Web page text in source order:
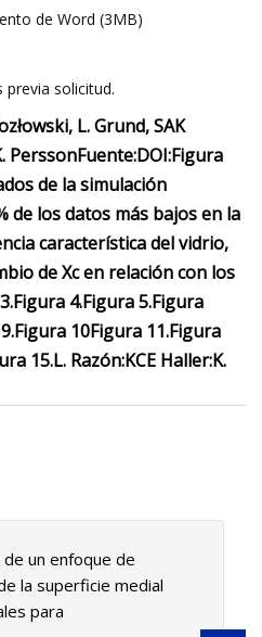
de Word (3MB)
previa solicitud.
L. Grund, SAK
PerssonFuente:DOI:Figura
de la simulación
de los datos más bajos en la
característica del vidrio,
de Xc en relación con los
Figura 4.Figura 5.Figura
Figura 10Figura 11.Figura
15.L. Razón:KCE Haller:K.
un enfoque de
la superficie medial
para